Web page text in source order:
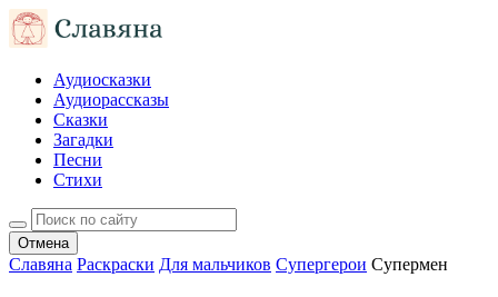
Аудиосказки
Аудиорассказы
Сказки
Загадки
Песни
Стихи
Отмена
Славяна Раскраски Для мальчиков Супергерои Супермен